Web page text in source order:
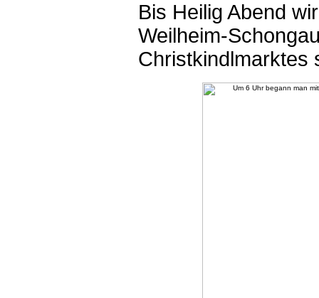
Bis Heilig Abend
Weilheim-
Christkindlmarktes